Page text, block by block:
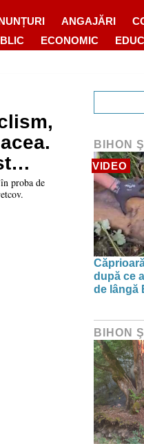
ANGAJĂRI
ECONOMIC
proba de
BIHON
VIDEO
după ce
de lângă
BIHON